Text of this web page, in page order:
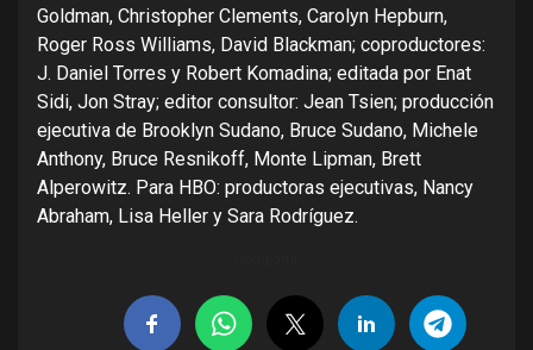
Goldman, Christopher Clements, Carolyn Hepburn,
Roger Ross Williams, David Blackman; coproductores:
J. Daniel Torres y Robert Komadina; editada por Enat
Sidi, Jon Stray; editor consultor: Jean Tsien; producción
ejecutiva de Brooklyn Sudano, Bruce Sudano, Michele
Anthony, Bruce Resnikoff, Monte Lipman, Brett
Alperowitz. Para HBO: productoras ejecutivas, Nancy
Abraham, Lisa Heller y Sara Rodríguez.